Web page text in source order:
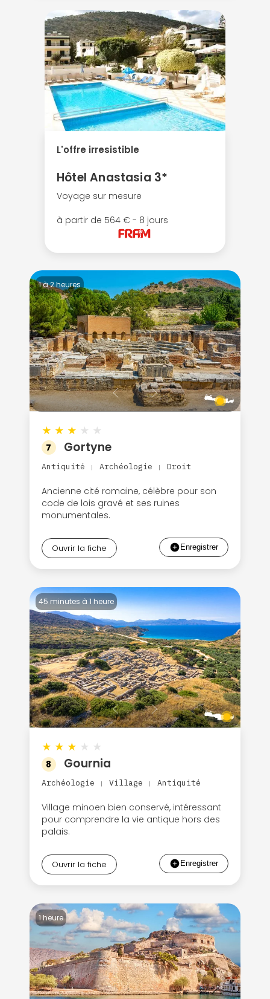
L'offre irresistible
Hôtel Anastasia 3*
Voyage sur mesure
à partir de 564 € - 8 jours
1 à 2 heures
★ ★ ★ ★ ★
7 Gortyne
Antiquité | Archéologie | Droit
Ancienne cité romaine, célèbre pour son
code de lois gravé et ses ruines
monumentales.
Ouvrir la fiche
45 minutes à 1 heure
★ ★ ★ ★ ★
8 Gournia
Archéologie | Village | Antiquité
Village minoen bien conservé, intéressant
pour comprendre la vie antique hors des
palais.
Ouvrir la fiche
1 heure